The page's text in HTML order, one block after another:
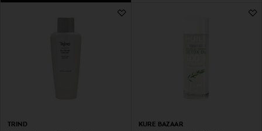
TRIND
KURE BAZAAR